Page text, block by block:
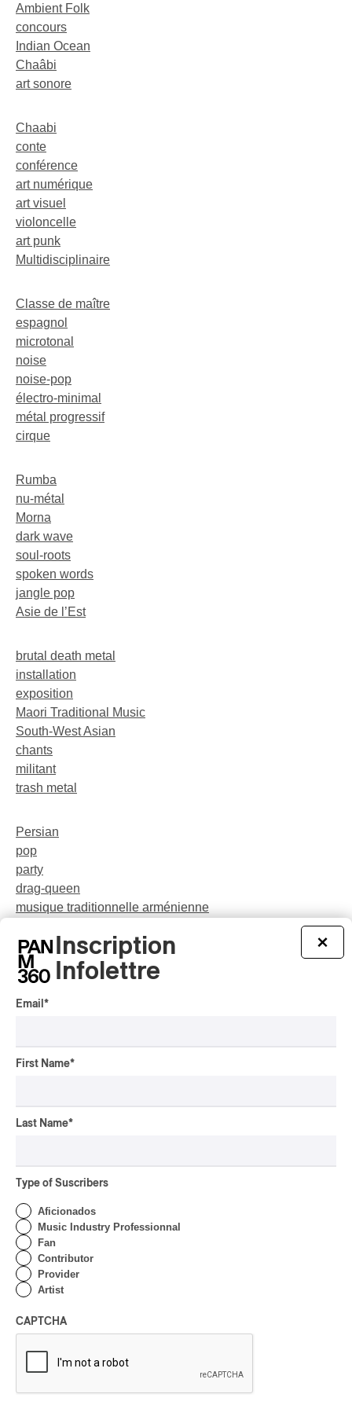
Ambient Folk
concours
Indian Ocean
Chaâbi
art sonore
Chaabi
conte
conférence
art numérique
art visuel
violoncelle
art punk
Multidisciplinaire
Classe de maître
espagnol
microtonal
noise
noise-pop
électro-minimal
métal progressif
cirque
Rumba
nu-métal
Morna
dark wave
soul-roots
spoken words
jangle pop
Asie de l’Est
brutal death metal
installation
exposition
Maori Traditional Music
South-West Asian
chants
militant
trash metal
Persian
pop
party
drag-queen
musique traditionnelle arménienne
central asia
néo-jazz
rap-jazz
pop-opéra
Downbeat
J-Rock
pop symphonique
latin house
pow wow
Indigenous Soul Music
SLACKER
dark-rave
glam
musique traditionnelle
Dungeon Synth
karaoké
×
Inscription
Infolettre
Email *
First Name*
Last Name*
Type of Suscribers
Aficionados
Music Industry Professionnal
Fan
Contributor
Provider
Artist
CAPTCHA